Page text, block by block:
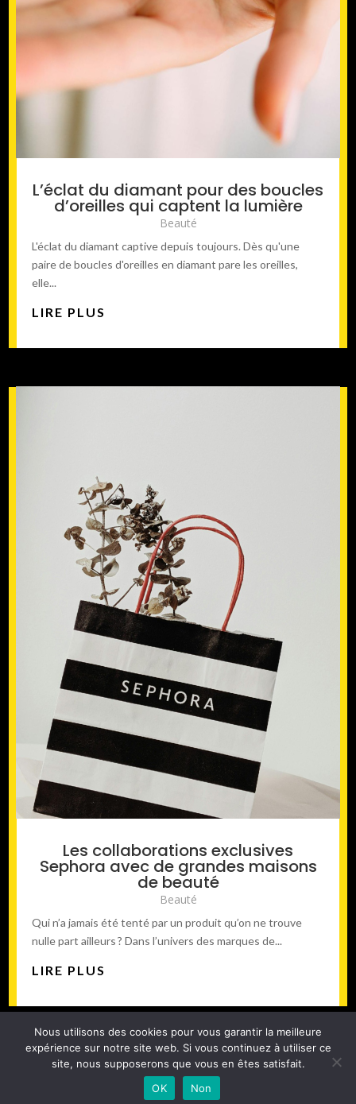
L’éclat du diamant pour des boucles
d’oreilles qui captent la lumière
Beauté
L'éclat du diamant captive depuis toujours. Dès qu'une
paire de boucles d'oreilles en diamant pare les oreilles,
elle...
LIRE PLUS
Les collaborations exclusives
Sephora avec de grandes maisons
de beauté
Beauté
Qui n’a jamais été tenté par un produit qu’on ne trouve
nulle part ailleurs ? Dans l’univers des marques de...
LIRE PLUS
ARCHIVES [ 1 ] 2 3 4 5 →
Nous utilisons des cookies pour vous garantir la meilleure
expérience sur notre site web. Si vous continuez à utiliser ce
site, nous supposerons que vous en êtes satisfait.
OK
Non